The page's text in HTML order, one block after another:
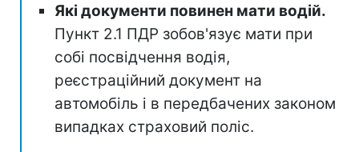
Які документи повинен мати водій.
Пункт 2.1 ПДР зобов'язує мати при
собі посвідчення водія,
реєстраційний документ на
автомобіль і в передбачених законом
випадках страховий поліс.